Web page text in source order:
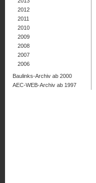
2012
2011
2010
2009
2008
2007
2006
Baulinks-Archiv ab 2000
AEC-WEB-Archiv ab 1997